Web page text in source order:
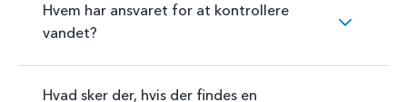
Hvem har ansvaret for at kontrollere
vandet?
Hvad sker der, hvis der findes en